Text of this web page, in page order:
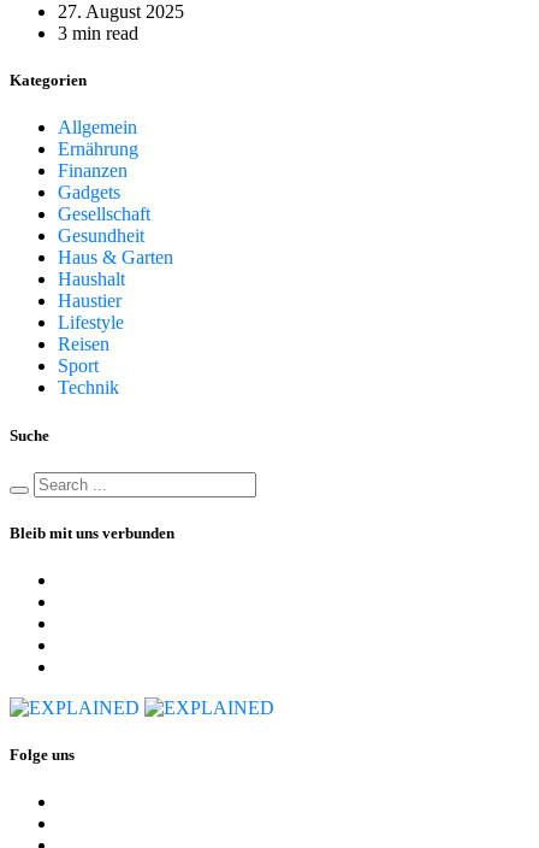
27. August 2025
3 min read
Kategorien
Allgemein
Ernährung
Finanzen
Gadgets
Gesellschaft
Gesundheit
Haus & Garten
Haushalt
Haustier
Lifestyle
Reisen
Sport
Technik
Suche
Bleib mit uns verbunden
Folge uns